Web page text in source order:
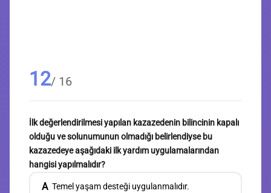
12/ 16
İlk değerlendirilmesi yapılan kazazedenin bilincinin kapalı
olduğu ve solunumunun olmadığı belirlendiyse bu
kazazedeye aşağıdaki ilk yardım uygulamalarından
hangisi yapılmalıdır?
A Temel yaşam desteği uygulanmalıdır.